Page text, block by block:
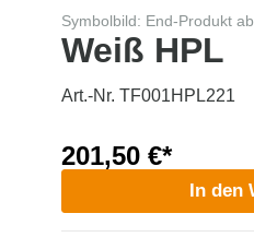
Symbolbild: End-Produkt
Weiß HPL
Art.-Nr. TF001HPL221
201,50 €*
In den